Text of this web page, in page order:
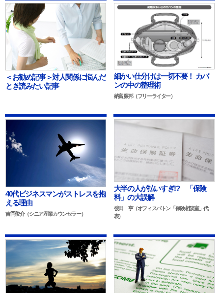
＜お勧め記事＞対人関係に悩んだ
とき読みたい記事
細かい仕分けは一切不要！ カバ
ンの中の整理術
納富廉邦（フリーライター）
40代ビジネスマンがストレスを抱
える理由
吉岡俊介（シニア産業カウンセラー）
大半の人が払いすぎ!? 「保険
料」の大誤解
後田 亨（オフィスバトン「保険相談室」代
表）